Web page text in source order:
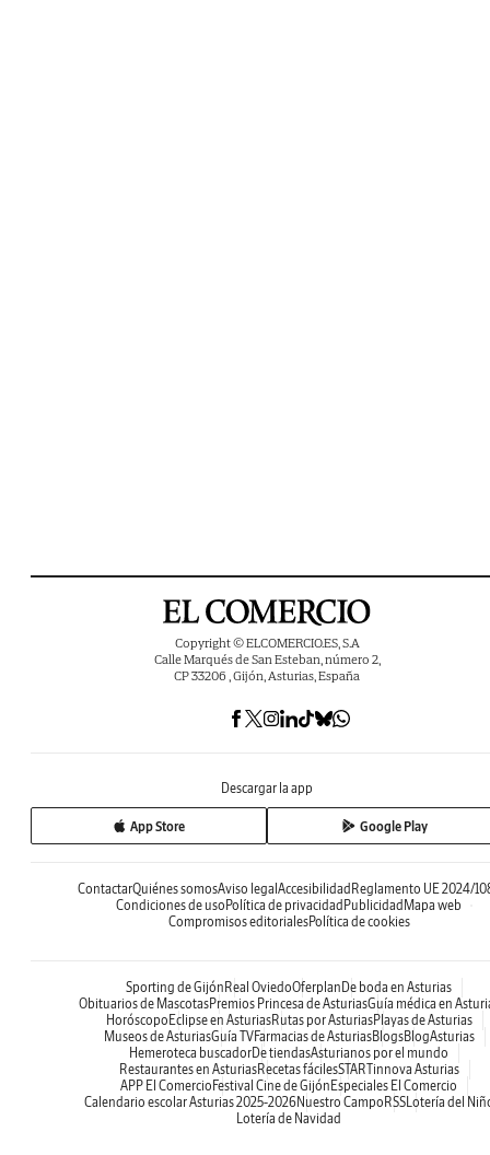
Copyright © ELCOMERCIO.ES, S.A
Calle Marqués de San Esteban, número 2,
CP 33206 , Gijón, Asturias, España
Descargar la app
App Store Google Play
ContactarQuiénes somosAviso legal Accesibilidad Reglamento UE 2024/
Condiciones de uso Política de privacidad Publicidad Mapa web
Compromisos editorialesPolítica de cookies
Sporting de Gijón Real OviedoOferplan De boda en Asturias
Obituarios de MascotasPremios Princesa de AsturiasGuía médica en
Horóscopo Eclipse en AsturiasRutas por AsturiasPlayas de Asturias
Museos de AsturiasGuía TVFarmacias de AsturiasBlogsBlogAsturias
Hemeroteca buscadorDe tiendasAsturianos por el mundo
Restaurantes en AsturiasRecetas fácilesSTARTinnova Asturias
APP El Comercio Festival Cine de Gijón Especiales El Comercio
Calendario escolar Asturias 2025-2026Nuestro Campo RSSLotería del
Lotería de Navidad